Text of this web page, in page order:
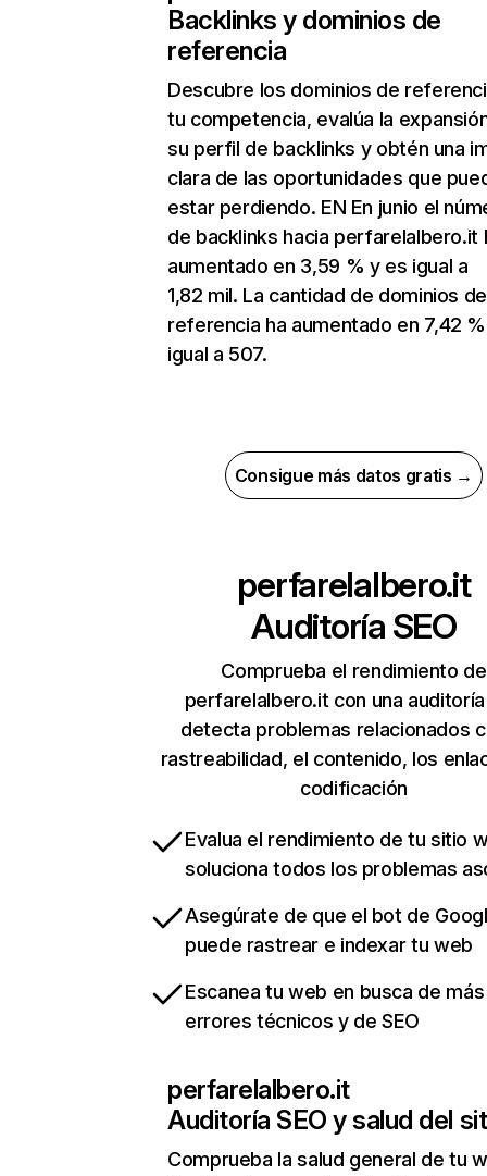
Backlinks y dominios de
referencia
Descubre los dominios de
tu competencia, evalúa la
su perfil de backlinks y obtén una
clara de las oportunidades que
estar perdiendo. EN En junio el
de backlinks hacia perfarelalbero.it
aumentado en 3,59 % y es igual a
1,82 mil. La cantidad de dominios de
referencia ha aumentado en 7,42
igual a 507.
Consigue más datos gratis →
perfarelalbero.it
Auditoría SEO
Comprueba el rendimiento de
perfarelalbero.it con una
detecta problemas relacionados
rastreabilidad, el contenido, los
codificación
Evalua el rendimiento de tu sitio
soluciona todos los problemas
Asegúrate de que el bot de
puede rastrear e indexar tu web
Escanea tu web en busca de
errores técnicos y de SEO
perfarelalbero.it
Auditoría SEO y salud del
Comprueba la salud general de tu